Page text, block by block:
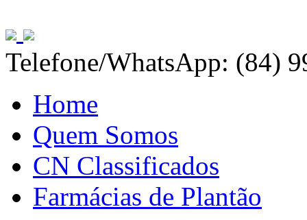
Telefone/WhatsApp: (84)
Home
Quem Somos
CN Classificados
Farmácias de Plantão